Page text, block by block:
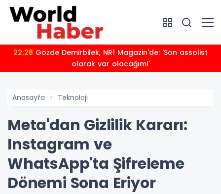
21:24Sığacık'tan güçlü mesaj: “Deniz bizim, Sığacık
hepimizin"
Anasayfa Teknoloji
Meta'dan Gizlilik Kararı:
Instagram ve
WhatsApp'ta Şifreleme
Dönemi Sona Eriyor